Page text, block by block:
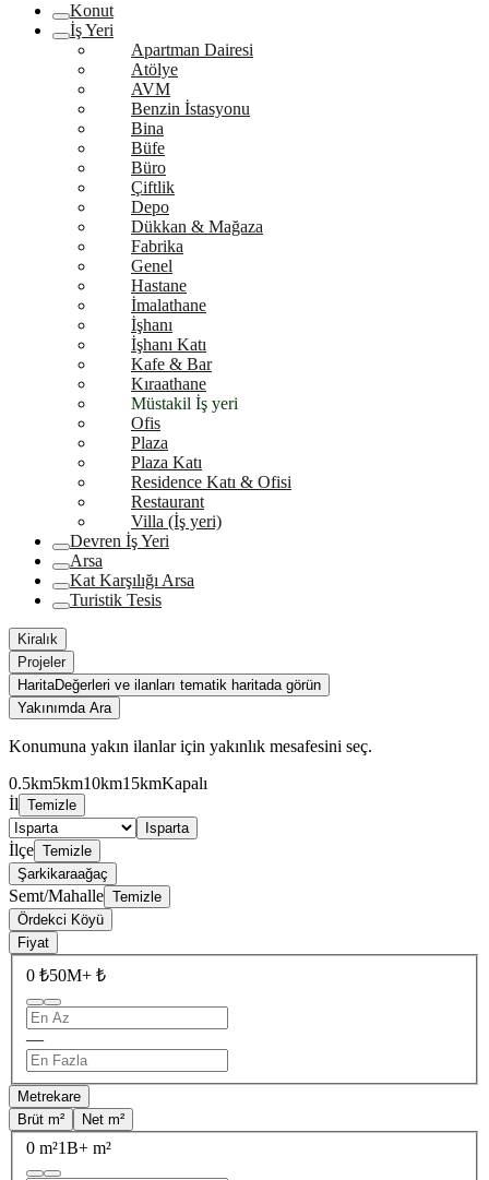
Konut
İş Yeri
Apartman Dairesi
Atölye
AVM
Benzin İstasyonu
Bina
Büfe
Büro
Çiftlik
Depo
Dükkan & Mağaza
Fabrika
Genel
Hastane
İmalathane
İşhanı
İşhanı Katı
Kafe & Bar
Kıraathane
Müstakil İş yeri
Ofis
Plaza
Plaza Katı
Residence Katı & Ofisi
Restaurant
Villa (İş yeri)
Devren İş Yeri
Arsa
Kat Karşılığı Arsa
Turistik Tesis
Kiralık
Projeler
HaritaDeğerleri ve ilanları tematik haritada görün
Yakınımda Ara
Konumuna yakın ilanlar için yakınlık mesafesini seç.
0.5km5km10km15kmKapalı
İl Temizle
Isparta
İlçe Temizle
Şarkikaraağaç
Semt/Mahalle Temizle
Ördekci Köyü
Fiyat
0 ₺50M+ ₺
—
Metrekare
Brüt m²
Net m²
0 m²1B+ m²